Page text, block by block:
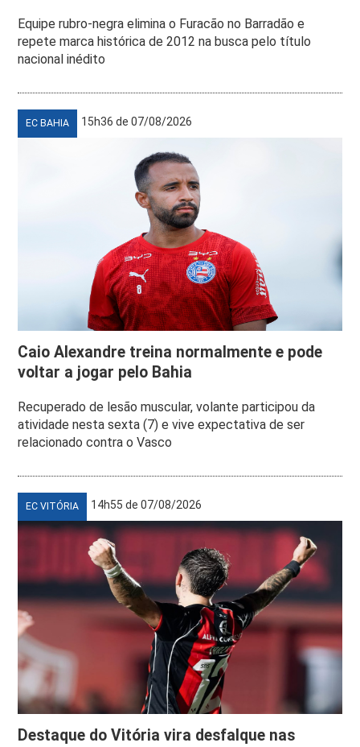
Equipe rubro-negra elimina o Furacão no Barradão e
repete marca histórica de 2012 na busca pelo título
nacional inédito
EC BAHIA 15h36 de 07/08/2026
Caio Alexandre treina normalmente e pode
voltar a jogar pelo Bahia
Recuperado de lesão muscular, volante participou da
atividade nesta sexta (7) e vive expectativa de ser
relacionado contra o Vasco
EC VITÓRIA 14h55 de 07/08/2026
Destaque do Vitória vira desfalque nas